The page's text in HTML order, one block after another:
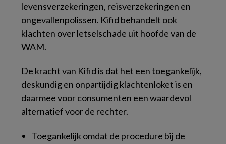
levensverzekeringen, reisverzekeringen en
ongevallenpolissen. Kifid behandelt ook
klachten over letselschade uit hoofde van de
WAM.
De kracht van Kifid is dat het een toegankelijk,
deskundig en onpartijdig klachtenloket is en
daarmee voor consumenten een waardevol
alternatief voor de rechter.
Toegankelijk omdat de procedure bij de